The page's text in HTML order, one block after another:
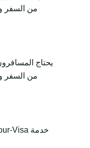
من السفر
يحتاج
من السفر